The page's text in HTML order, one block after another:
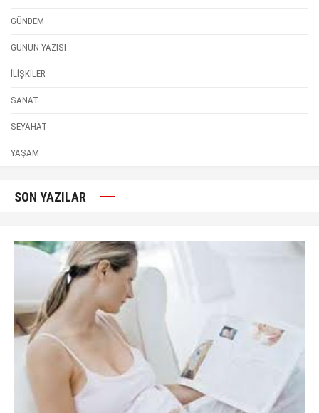
GÜNDEM
GÜNÜN YAZISI
İLİŞKİLER
SANAT
SEYAHAT
YAŞAM
SON YAZILAR